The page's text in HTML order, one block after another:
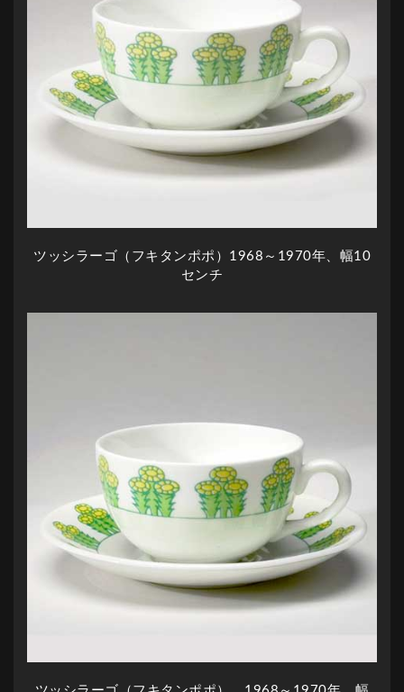
ツッシラーゴ（フキタンポポ）1968～1970年、幅10
センチ